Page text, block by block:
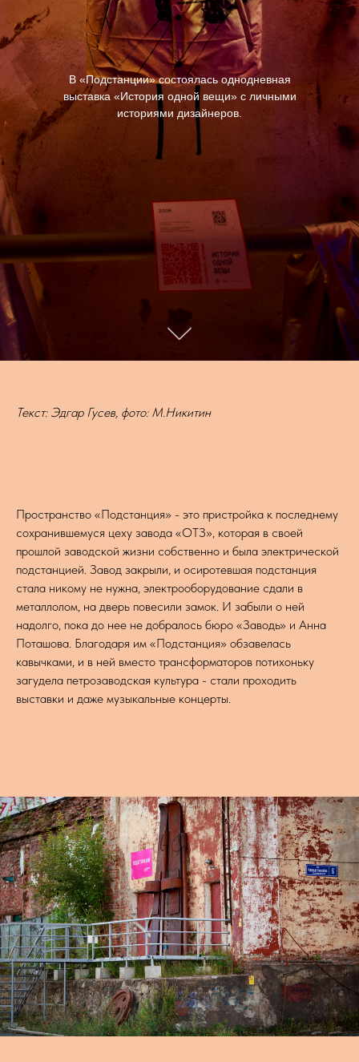
В «Подстанции» состоялась однодневная
выставка «История одной вещи» с личными
историями дизайнеров.
Текст: Эдгар Гусев, фото: М.Никитин
Пространство «Подстанция» - это пристройка к последнему
сохранившемуся цеху завода «ОТЗ», которая в своей
прошлой заводской жизни собственно и была электрической
подстанцией. Завод закрыли, и осиротевшая подстанция
стала никому не нужна, электрооборудование сдали в
металлолом, на дверь повесили замок. И забыли о ней
надолго, пока до нее не добралось бюро «Заводь» и Анна
Поташова. Благодаря им «Подстанция» обзавелась
кавычками, и в ней вместо трансформаторов потихоньку
загудела петрозаводская культура - стали проходить
выставки и даже музыкальные концерты.